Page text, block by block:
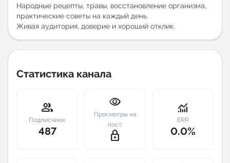
Аналитика MAX каналов
New
Народные рецепты, травы, восстановление организма,
практические советы на каждый день.
Живая аудитория, доверие и хороший отклик.
Статистика канала
group
Подписчики:
487
visibility
Просмотры на
пост:
lock_outline
monitoring
ERR
0.0%